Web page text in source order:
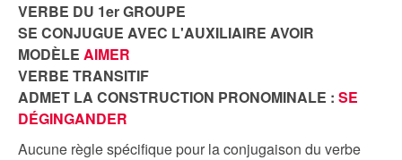
VERBE DU 1er GROUPE
SE CONJUGUE AVEC L'AUXILIAIRE AVOIR
MODÈLE AIMER
VERBE TRANSITIF
ADMET LA CONSTRUCTION PRONOMINALE : SE
DÉGINGANDER
Aucune règle spécifique pour la conjugaison du verbe